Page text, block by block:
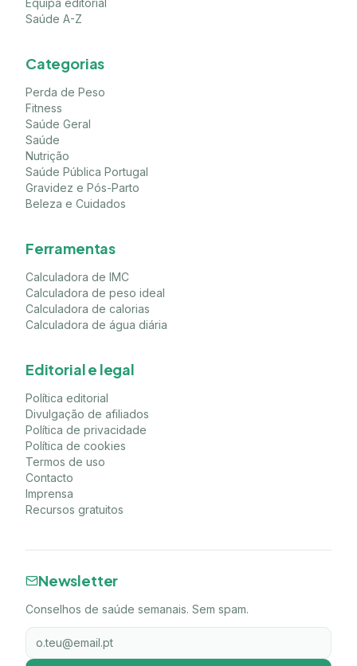
Equipa editorial
Saúde A-Z
Categorias
Perda de Peso
Fitness
Saúde Geral
Saúde
Nutrição
Saúde Pública Portugal
Gravidez e Pós-Parto
Beleza e Cuidados
Ferramentas
Calculadora de IMC
Calculadora de peso ideal
Calculadora de calorias
Calculadora de água diária
Editorial e legal
Política editorial
Divulgação de afiliados
Política de privacidade
Política de cookies
Termos de uso
Contacto
Imprensa
Recursos gratuitos
Newsletter
Conselhos de saúde semanais. Sem spam.